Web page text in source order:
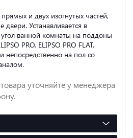
и двух изогнутых частей,
Устанавливается в
ванной комнаты на поддоны
PRO, ELIPSO PRO FLAT,
непосредственно на пол со
уточняйте у менеджера